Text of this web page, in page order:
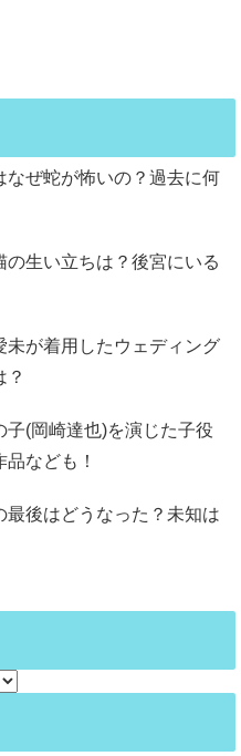
ぜ蛇が怖いの？過去に何
の生い立ちは？後宮にいる
未が着用したウェディング
？
子(岡崎達也)を演じた子役
なども！
最後はどうなった？未知は